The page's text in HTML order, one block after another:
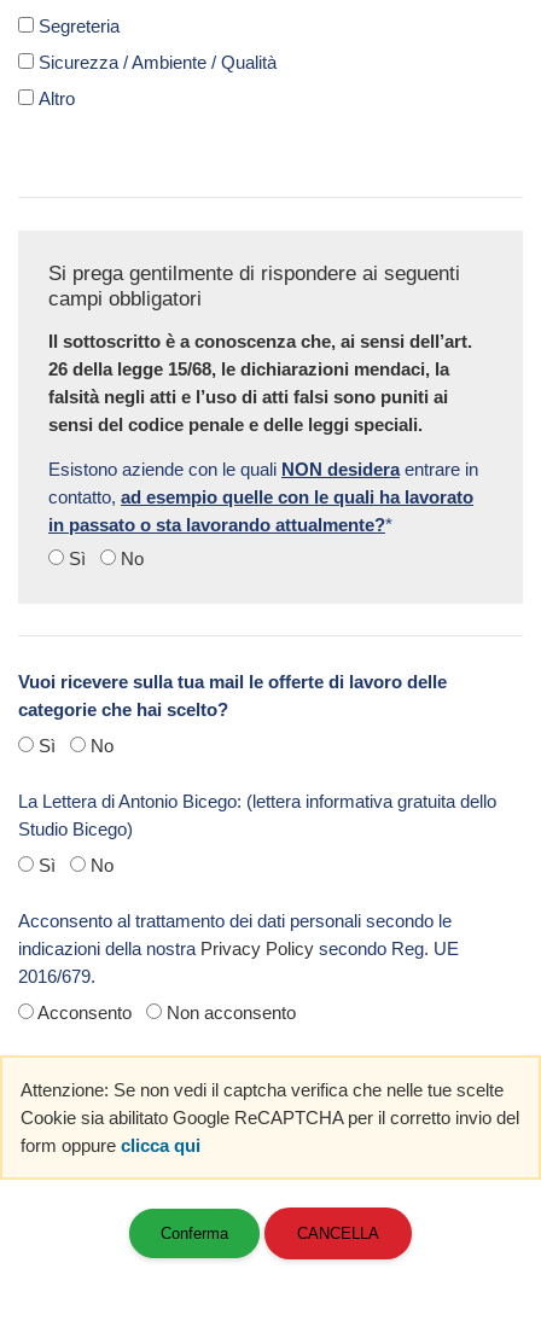
Segreteria
Sicurezza / Ambiente / Qualità
Altro
Si prega gentilmente di rispondere ai seguenti
campi obbligatori
Il sottoscritto è a conoscenza che, ai sensi dell’art.
26 della legge 15/68, le dichiarazioni mendaci, la
falsità negli atti e l’uso di atti falsi sono puniti ai
sensi del codice penale e delle leggi speciali.
Esistono aziende con le quali NON desideraentrare in
contatto, ad esempio quelle con le quali ha lavorato
in passato o sta lavorando attualmente?*
Sì
No
Vuoi ricevere sulla tua mail le offerte di lavoro delle
categorie che hai scelto?
Sì
No
La Lettera di Antonio Bicego: (lettera informativa gratuita dello
Studio Bicego)
Sì
No
Acconsento al trattamento dei dati personali secondo le
indicazioni della nostra Privacy Policy secondo Reg. UE
2016/679.
Acconsento
Non acconsento
Attenzione: Se non vedi il captcha verifica che nelle tue scelte
Cookie sia abilitato Google ReCAPTCHA per il corretto invio del
form oppure clicca qui